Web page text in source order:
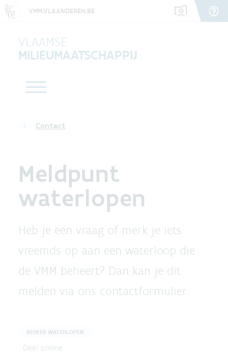
VMM.VLAANDEREN.BE
VLAAMSE
MILIEUMAATSCHAPPIJ
Contact
Meldpunt
waterlopen
Heb je een vraag of merk je iets
vreemds op aan een waterloop die
de VMM beheert? Dan kan je dit
melden via ons contactformulier.
BEHEER WATERLOPEN
Deel online